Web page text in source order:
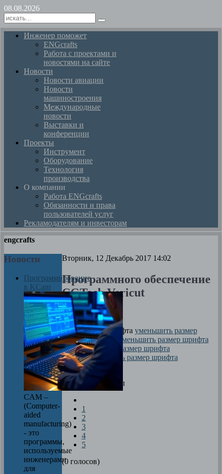
08.08.2026
Инженер поможет
ENGcrafts
Работа с проектами и
новостями на сайте
Новости
Новости авиации
Новости
машиностроения
Международные
новости
Выставки и
конференции
Проекты
Инструмент
Оборудование
Технология
производства
О компании
Работа ENGcrafts
Обязанности и права
пользователей услуг
Рекламодателям и инвесторам
engcrafts
Вторник, 12 Декабрь 2017 14:02
Программного обеспечение
CGTech Vericut
АвторМаксим
размер шрифта уменьшить размер
шрифта
увеличить размер шрифта
Печать
Оцените материал
1
2
3
4
5
(0 голосов)
Новости
Программирование
в KCam
CAM –
(Computer-
aided
manufacturing)
- это
программы,
используемые
инженерами
для